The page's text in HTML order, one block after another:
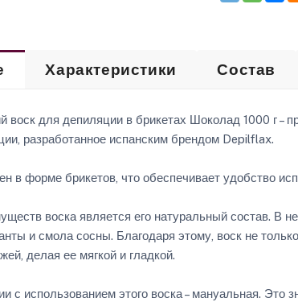
Характеристики Состав
воск для депиляции в брикетах Шоколад 1000 г –
разработанное испанским брендом Depilflax.
в форме брикетов, что обеспечивает удобство
воска является его натуральный состав. В
и смола сосны. Благодаря этому, воск не
делая ее мягкой и гладкой.
с использованием этого воска – мануальная. Это